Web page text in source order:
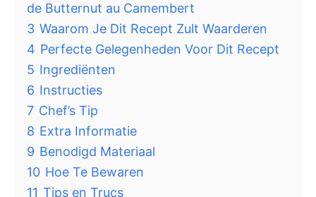
de Butternut au Camembert
3 Waarom Je Dit Recept Zult Waarderen
4 Perfecte Gelegenheden Voor Dit Recept
5 Ingrediënten
6 Instructies
7 Chef’s Tip
8 Extra Informatie
9 Benodigd Materiaal
10 Hoe Te Bewaren
11 Tips en Trucs